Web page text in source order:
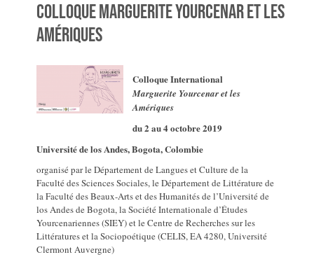
Colloque Marguerite Yourcenar et les
Amériques
Colloque International
Marguerite Yourcenar et les
Amériques
du 2 au 4 octobre 2019
Université de los Andes, Bogota, Colombie
organisé par le Département de Langues et Culture de la
Faculté des Sciences Sociales, le Département de Littérature de
la Faculté des Beaux-Arts et des Humanités de l’Université de
los Andes de Bogota, la Société Internationale d’Études
Yourcenariennes (SIEY) et le Centre de Recherches sur les
Littératures et la Sociopoétique (CELIS, EA 4280, Université
Clermont Auvergne)